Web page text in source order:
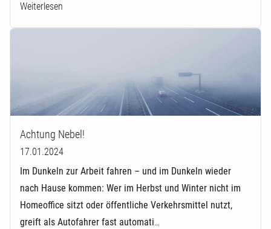
Weiterlesen
Achtung Nebel!
17.01.2024
Im Dunkeln zur Arbeit fahren – und im Dunkeln wieder
nach Hause kommen: Wer im Herbst und Winter nicht im
Homeoffice sitzt oder öffentliche Verkehrsmittel nutzt,
greift als Autofahrer fast automati…